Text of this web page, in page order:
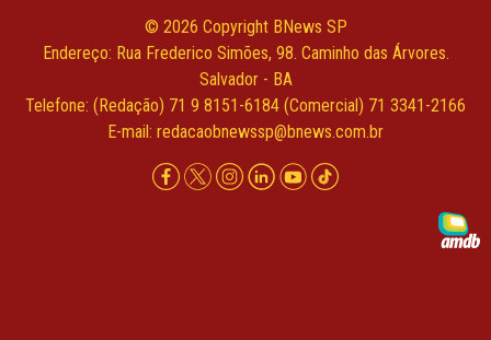
© 2026 Copyright BNews SP
Endereço: Rua Frederico Simões, 98. Caminho das Árvores.
Salvador - BA
Telefone: (Redação) 71 9 8151-6184 (Comercial) 71 3341-2166
E-mail: redacaobnewssp@bnews.com.br